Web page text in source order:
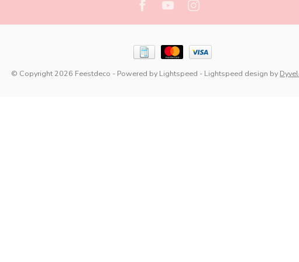
© Copyright 2026 Feestdeco - Powered by Lightspeed - Lightspeed design by